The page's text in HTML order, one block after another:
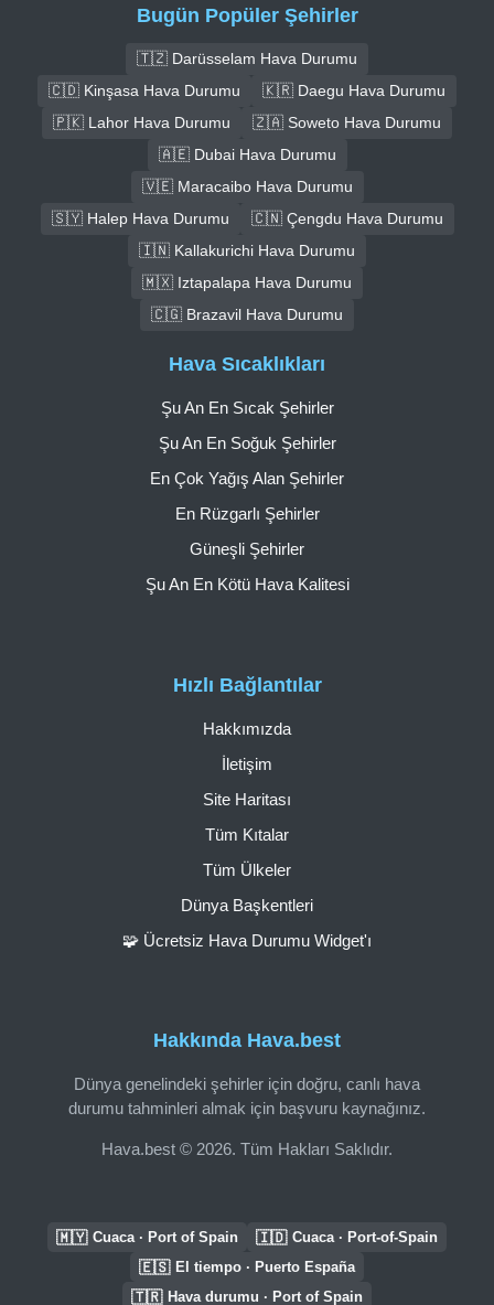
Bugün Popüler Şehirler
🇹🇿 Darüsselam Hava Durumu
🇨🇩 Kinşasa Hava Durumu
🇰🇷 Daegu Hava Durumu
🇵🇰 Lahor Hava Durumu
🇿🇦 Soweto Hava Durumu
🇦🇪 Dubai Hava Durumu
🇻🇪 Maracaibo Hava Durumu
🇸🇾 Halep Hava Durumu
🇨🇳 Çengdu Hava Durumu
🇮🇳 Kallakurichi Hava Durumu
🇲🇽 Iztapalapa Hava Durumu
🇨🇬 Brazavil Hava Durumu
Hakkında Hava.best
Dünya genelindeki şehirler için doğru, canlı hava
durumu tahminleri almak için başvuru kaynağınız.
Hava.best © 2026. Tüm Hakları Saklıdır.
Hızlı Bağlantılar
Hakkımızda
İletişim
Site Haritası
Tüm Kıtalar
Tüm Ülkeler
Dünya Başkentleri
🧩 Ücretsiz Hava Durumu Widget'ı
Hava Sıcaklıkları
Şu An En Sıcak Şehirler
Şu An En Soğuk Şehirler
En Çok Yağış Alan Şehirler
En Rüzgarlı Şehirler
Güneşli Şehirler
Şu An En Kötü Hava Kalitesi
🇲🇾 Cuaca · Port of Spain 🇮🇩 Cuaca · Port-of-Spain
🇪🇸 El tiempo · Puerto España
🇹🇷 Hava durumu · Port of Spain